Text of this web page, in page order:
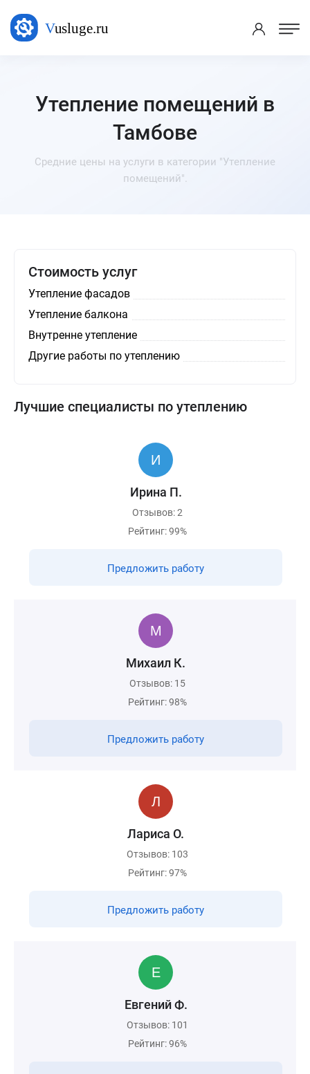
Утепление помещений в
Тамбове
Средние цены на услуги в категории "Утепление
помещений".
Стоимость услуг
Утепление фасадов
Утепление балкона
Внутренне утепление
Другие работы по утеплению
Лучшие специалисты по утеплению
Ирина П.
Отзывов: 2
Рейтинг: 99%
Предложить работу
Михаил К.
Отзывов: 15
Рейтинг: 98%
Предложить работу
Лариса О.
Отзывов: 103
Рейтинг: 97%
Предложить работу
Евгений Ф.
Отзывов: 101
Рейтинг: 96%